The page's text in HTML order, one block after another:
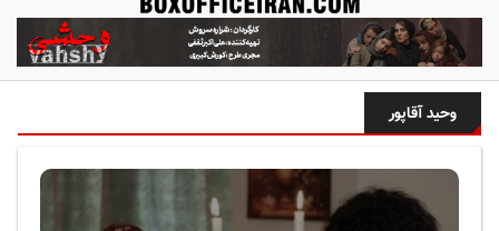
ب
ا
ک
آ
س
وحید آقاپور